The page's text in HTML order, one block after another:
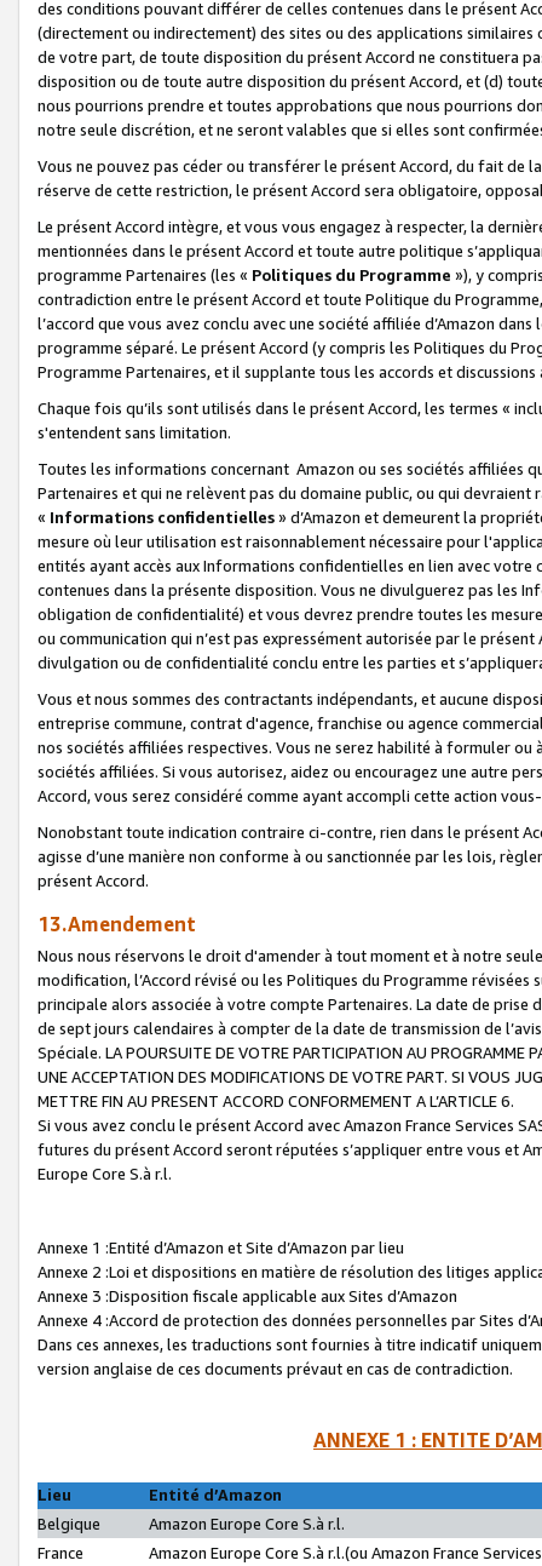
des conditions pouvant différer de celles contenues dans le présent
(directement ou indirectement) des sites ou des applications
de votre part, de toute disposition du présent Accord ne constituera
disposition ou de toute autre disposition du présent Accord, et (d)
nous pourrions prendre et toutes approbations que nous pourrions
notre seule discrétion, et ne seront valables que si elles sont
Vous ne pouvez pas céder ou transférer le présent Accord, du fait de
réserve de cette restriction, le présent Accord sera obligatoire,
Le présent Accord intègre, et vous vous engagez à respecter, la
mentionnées dans le présent Accord et toute autre politique
programme Partenaires (les « Politiques du Programme »), y
contradiction entre le présent Accord et toute Politique du
l’accord que vous avez conclu avec une société affiliée d’Amazon
programme séparé. Le présent Accord (y compris les Politiques du
Programme Partenaires, et il supplante tous les accords et discussions
Chaque fois qu’ils sont utilisés dans le présent Accord, les termes «
s'entendent sans limitation.
Toutes les informations concernant Amazon ou ses sociétés affiliées
Partenaires et qui ne relèvent pas du domaine public, ou qui
« Informations confidentielles» d’Amazon et demeurent la
mesure où leur utilisation est raisonnablement nécessaire pour
entités ayant accès aux Informations confidentielles en lien avec
contenues dans la présente disposition. Vous ne divulguerez pas les
obligation de confidentialité) et vous devrez prendre toutes les
ou communication qui n’est pas expressément autorisée par le
divulgation ou de confidentialité conclu entre les parties et
Vous et nous sommes des contractants indépendants, et aucune
entreprise commune, contrat d'agence, franchise ou agence
nos sociétés affiliées respectives. Vous ne serez habilité à formuler
sociétés affiliées. Si vous autorisez, aidez ou encouragez une autre
Accord, vous serez considéré comme ayant accompli cette action
Nonobstant toute indication contraire ci-contre, rien dans le présent
agisse d’une manière non conforme à ou sanctionnée par les lois,
présent Accord.
13.Amendement
Nous nous réservons le droit d'amender à tout moment et à notre
modification, l’Accord révisé ou les Politiques du Programme
principale alors associée à votre compte Partenaires. La date de
de sept jours calendaires à compter de la date de transmission de
Spéciale. LA POURSUITE DE VOTRE PARTICIPATION AU PROGRAMME
UNE ACCEPTATION DES MODIFICATIONS DE VOTRE PART. SI VOUS
METTRE FIN AU PRESENT ACCORD CONFORMEMENT A L’ARTICLE 6.
Si vous avez conclu le présent Accord avec Amazon France Services
futures du présent Accord seront réputées s’appliquer entre vous et
Europe Core S.à r.l.
Annexe 1 :Entité d’Amazon et Site d’Amazon par lieu
Annexe 2 :Loi et dispositions en matière de résolution des litiges
Annexe 3 :Disposition fiscale applicable aux Sites d’Amazon
Annexe 4 :Accord de protection des données personnelles par Sites
Dans ces annexes, les traductions sont fournies à titre indicatif
version anglaise de ces documents prévaut en cas de contradiction.
ANNEXE 1 : ENTITE
Lieu
Entité d’Amazon
Belgique
Amazon Europe Core S.à r.l.
France
Amazon Europe Core S.à r.l.(ou Amazon France